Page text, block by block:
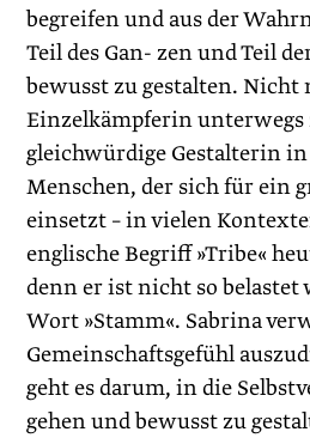
begreifen und aus der
Teil des Gan- zen und Teil
bewusst zu gestalten. Nicht
Einzelkämpferin unterwegs
gleichwürdige Gestalterin
Menschen, der sich für ein
einsetzt – in vielen
englische Begriff »Tribe«
denn er ist nicht so belastet
Wort »Stamm«. Sabrina
Gemeinschaftsgefühl
geht es darum, in die
gehen und bewusst zu